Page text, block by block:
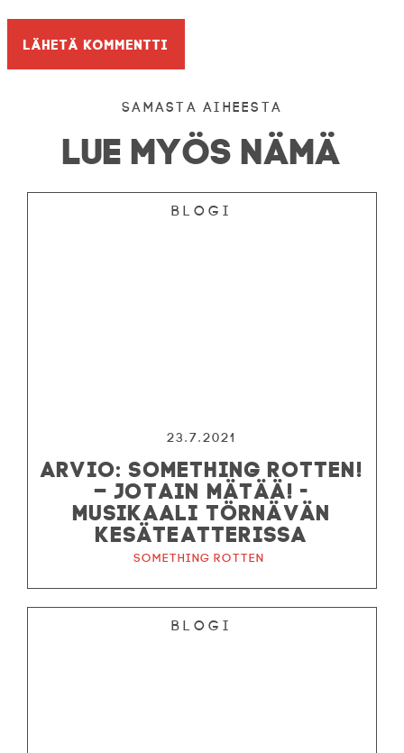
Samasta aiheesta
LUE MYÖS NÄMÄ
Blogi
23.7.2021
ARVIO: SOMETHING ROTTEN!
– JOTAIN MÄTÄÄ! -
MUSIKAALI TÖRNÄVÄN
KESÄTEATTERISSA
Something Rotten
Blogi